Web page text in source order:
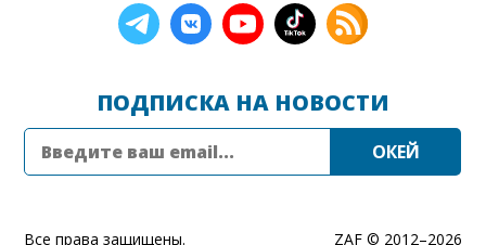
ПОДПИСКА НА НОВОСТИ
ZAF © 2012–2026
Все права защищены.